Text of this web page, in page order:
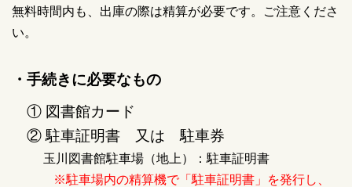
無料時間内も、出庫の際は精算が必要です。ご注意くださ
い。
・手続きに必要なもの
① 図書館カード
② 駐車証明書 又は 駐車券
玉川図書館駐車場（地上）：駐車証明書
※駐車場内の精算機で「駐車証明書」を発行し、